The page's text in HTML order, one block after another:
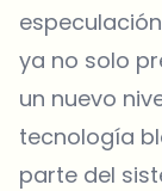
ya no solo
un nuevo
tecnología
parte del